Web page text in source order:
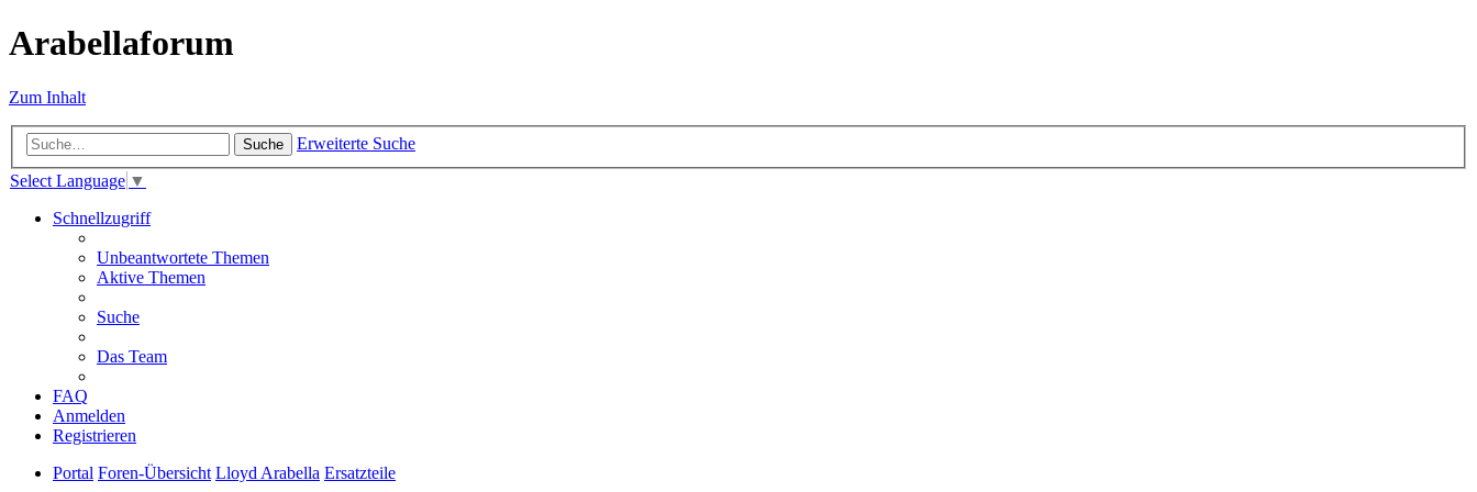
Arabellaforum
Zum Inhalt
Suche
Erweiterte Suche
Select Language ▼
Schnellzugriff
Unbeantwortete Themen
Aktive Themen
Suche
Das Team
FAQ
Anmelden
Registrieren
Portal Foren-Übersicht Lloyd Arabella Ersatzteile